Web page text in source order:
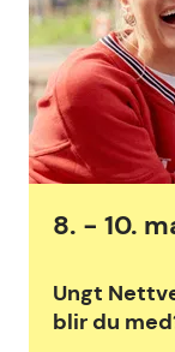
8. - 10.
Ungt
blir du